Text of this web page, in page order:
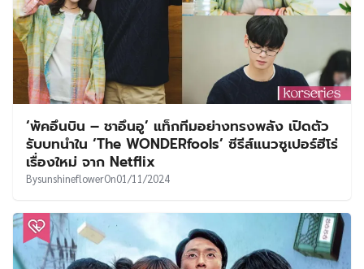
‘พัคอึนบิน – ชาอึนอู’ แท็กทีมอย่างทรงพลัง เปิดตัว
รับบทนำใน ‘The WONDERfools’ ซีรีส์แนวซูเปอร์ฮีโร่
เรื่องใหม่ จาก Netflix
BysunshineflowerOn01/11/2024